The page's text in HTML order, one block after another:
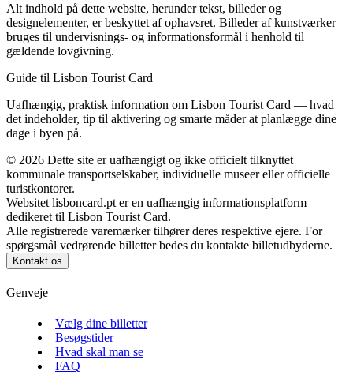
Alt indhold på dette website, herunder tekst, billeder og
designelementer, er beskyttet af ophavsret. Billeder af kunstværker
bruges til undervisnings- og informationsformål i henhold til
gældende lovgivning.
Guide til Lisbon Tourist Card
Uafhængig, praktisk information om Lisbon Tourist Card — hvad
det indeholder, tip til aktivering og smarte måder at planlægge dine
dage i byen på.
© 2026 Dette site er uafhængigt og ikke officielt tilknyttet
kommunale transportselskaber, individuelle museer eller officielle
turistkontorer.
Websitet lisboncard.pt er en uafhængig informationsplatform
dedikeret til Lisbon Tourist Card.
Alle registrerede varemærker tilhører deres respektive ejere. For
spørgsmål vedrørende billetter bedes du kontakte billetudbyderne.
Kontakt os
Genveje
Vælg dine billetter
Besøgstider
Hvad skal man se
FAQ